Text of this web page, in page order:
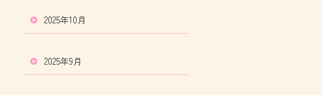
2025年10月
2025年9月